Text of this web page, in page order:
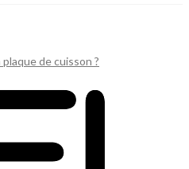
de cuisson ?